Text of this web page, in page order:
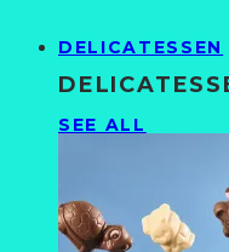
DELICATESSEN
SEE ALL